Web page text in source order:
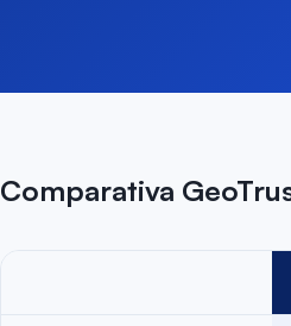
Comparativa